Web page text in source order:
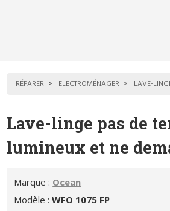
RÉPARER ELECTROMÉNAGER LAVE-
Lave-linge pas de
lumineux et ne
Marque : Ocean
Modèle :WFO 1075 FP